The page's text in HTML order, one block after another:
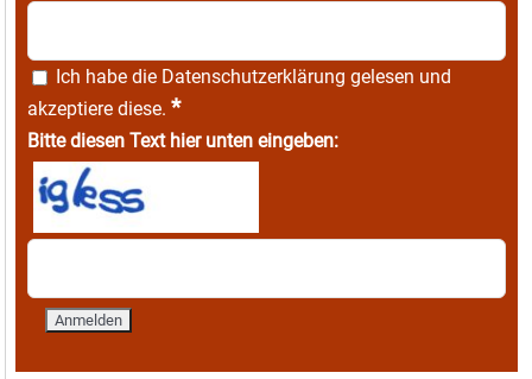
Ich habe die Datenschutzerklärung gelesen und
akzeptiere diese. *
Bitte diesen Text hier unten eingeben: